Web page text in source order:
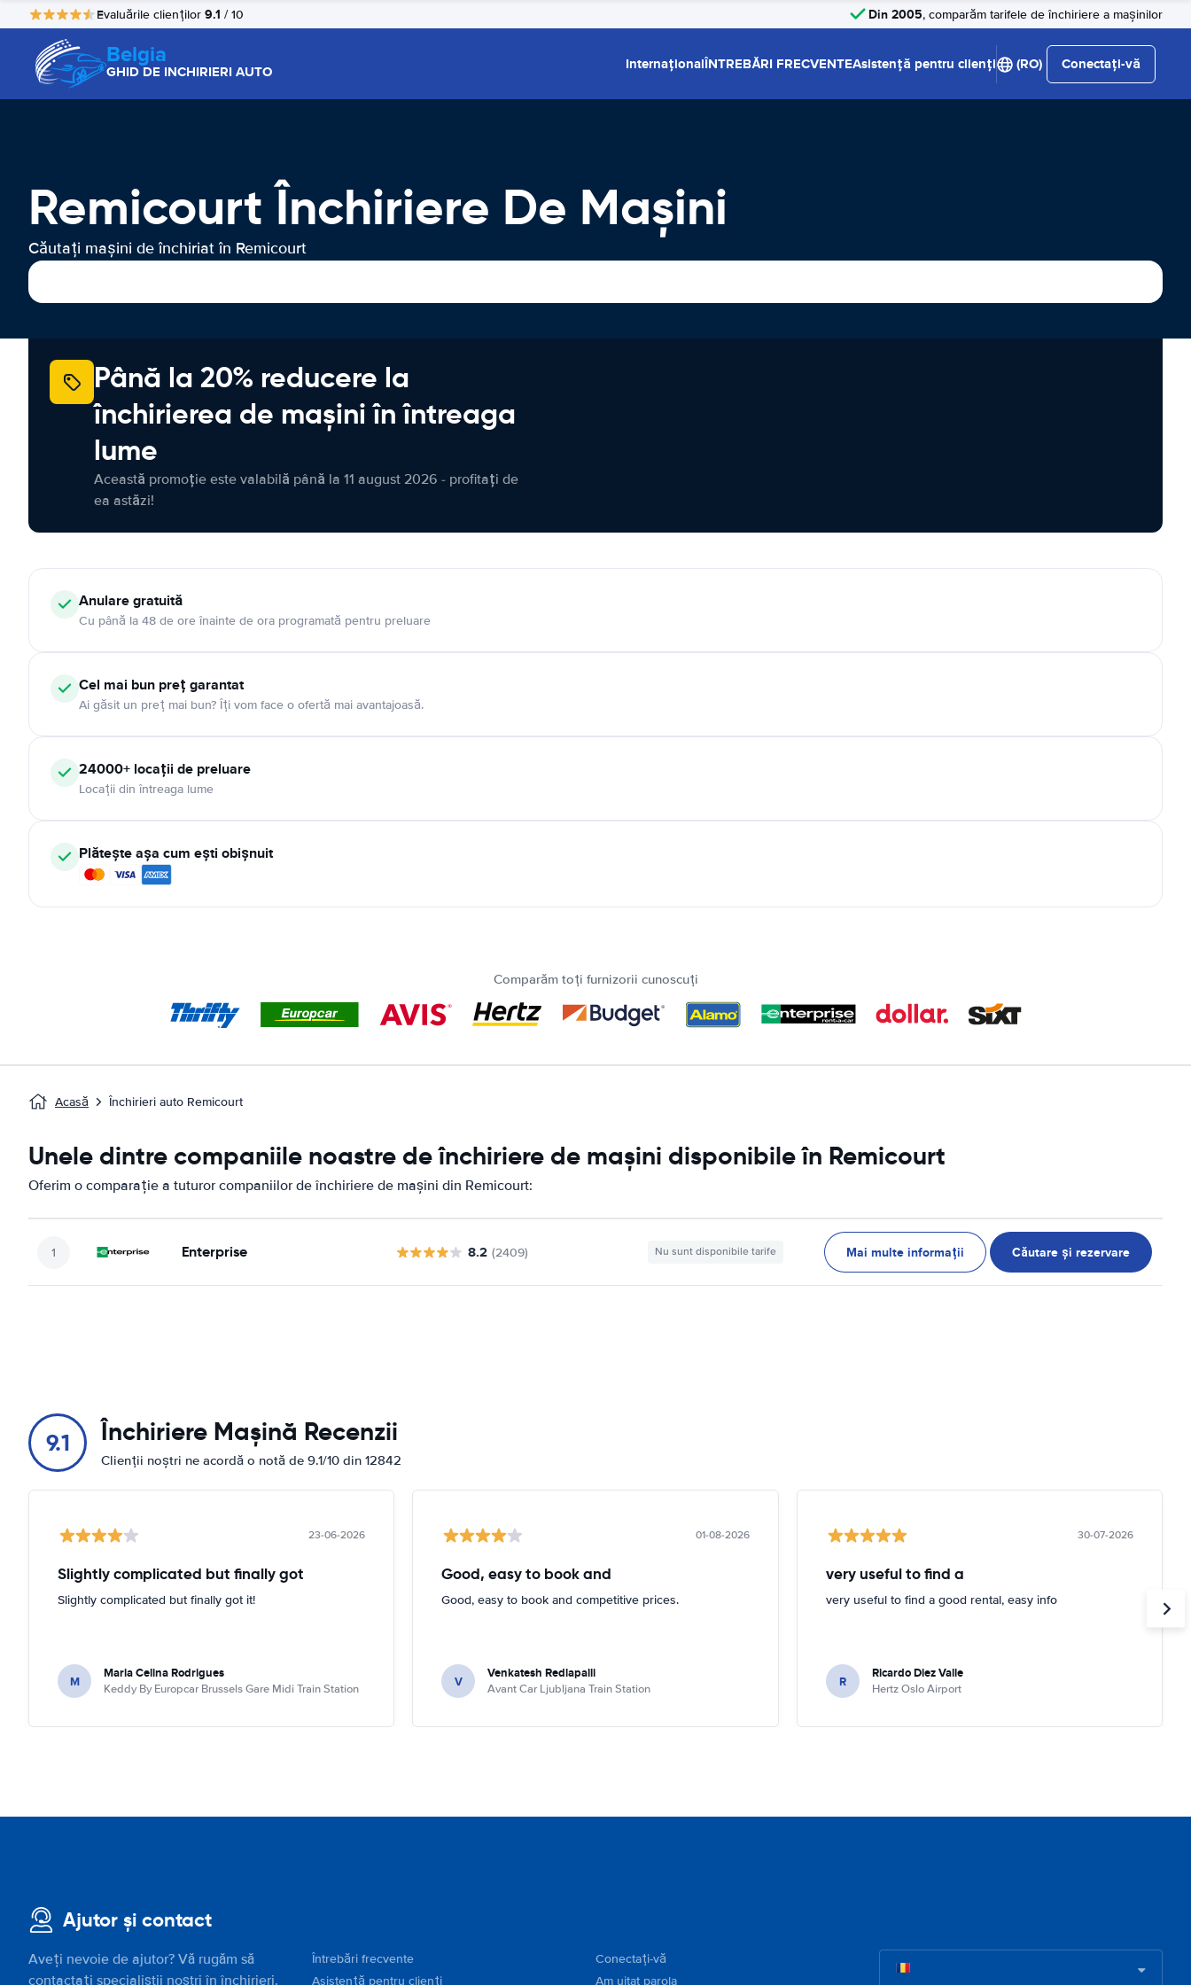
Evaluările clienților 9.1 / 10 Din 2005, comparăm tarifele de închiriere a mașinilor
Belgia
GHID DE INCHIRIERI AUTO InternaționalÎNTREBĂRI FRECVENTEAsistență pentru clienți (RO) Conectați-vă
Remicourt Închiriere De Maşini
Căutați mașini de închiriat în Remicourt
Până la 20% reducere la
închirierea de mașini în întreaga
lume
Această promoție este valabilă până la 11 august 2026 - profitați de
ea astăzi!
Anulare gratuită
Cu până la 48 de ore înainte de ora programată pentru preluare
Cel mai bun preț garantat
Ai găsit un preț mai bun? Îți vom face o ofertă mai avantajoasă.
24000+ locații de preluare
Locații din întreaga lume
Plătește așa cum ești obișnuit
Comparăm toți furnizorii cunoscuți
Acasă Închirieri auto Remicourt
Unele dintre companiile noastre de închiriere de mașini disponibile în Remicourt
Oferim o comparație a tuturor companiilor de închiriere de mașini din Remicourt:
Enterprise 8.2 (2409) Nu sunt disponibile tarife Mai multe informații Căutare și rezervare
9.1 Închiriere Mașină Recenzii
Clienții noștri ne acordă o notă de 9.1/10 din 12842
23-06-2026
Slightly complicated but finally got
Slightly complicated but finally got it!
M Maria Celina Rodrigues
Keddy By Europcar Brussels Gare Midi Train Station
01-08-2026
Good, easy to book and
Good, easy to book and competitive prices.
V Venkatesh Redlapalli
Avant Car Ljubljana Train Station
30-07-2026
very useful to find a
very useful to find a good rental, easy info
R Ricardo Diez Valle
Hertz Oslo Airport
Ajutor și contact
Aveți nevoie de ajutor? Vă rugăm să
contactați specialiștii noștri în închirieri.
Întrebări frecvente
Asistență pentru clienți
Conectați-vă
Am uitat parola